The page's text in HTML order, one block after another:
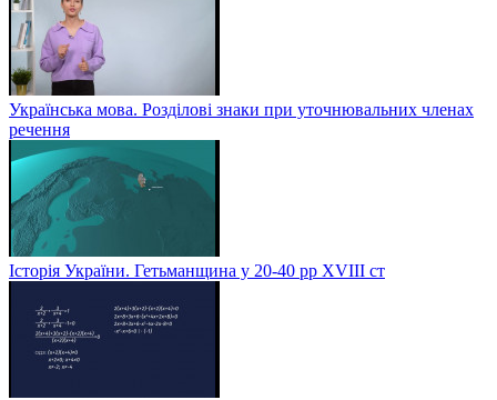
Українська мова. Розділові знаки при уточнювальних членах
речення
Історія України. Гетьманщина у 20-40 рр ХVIIІ ст